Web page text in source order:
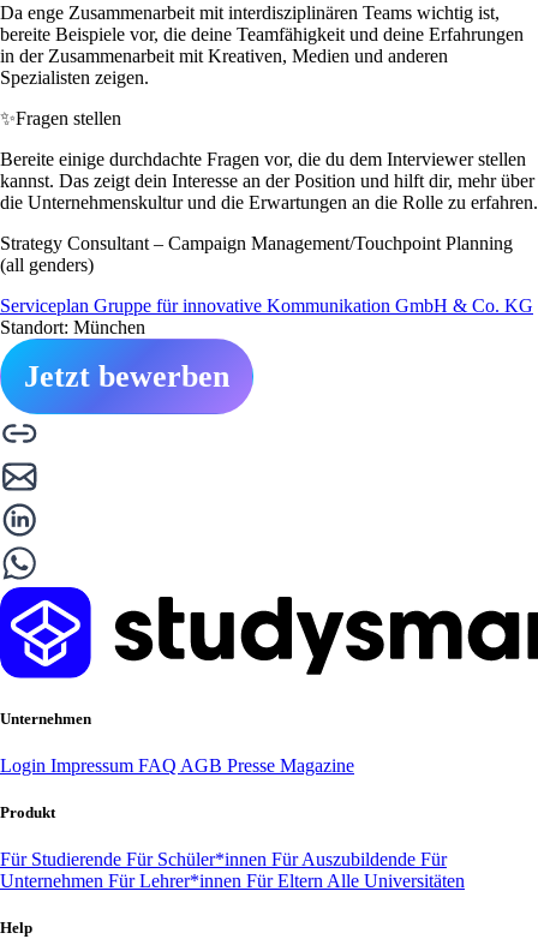
Da enge Zusammenarbeit mit interdisziplinären Teams wichtig ist,
bereite Beispiele vor, die deine Teamfähigkeit und deine Erfahrungen
in der Zusammenarbeit mit Kreativen, Medien und anderen
Spezialisten zeigen.
✨Fragen stellen
Bereite einige durchdachte Fragen vor, die du dem Interviewer stellen
kannst. Das zeigt dein Interesse an der Position und hilft dir, mehr über
die Unternehmenskultur und die Erwartungen an die Rolle zu erfahren.
Strategy Consultant – Campaign Management/Touchpoint Planning
(all genders)
Serviceplan Gruppe für innovative Kommunikation GmbH & Co. KG
Standort: München
Jetzt bewerben
Unternehmen
Login Impressum FAQ AGB Presse Magazine
Produkt
Für Studierende Für Schüler*innen Für Auszubildende Für
Unternehmen Für Lehrer*innen Für Eltern Alle Universitäten
Help